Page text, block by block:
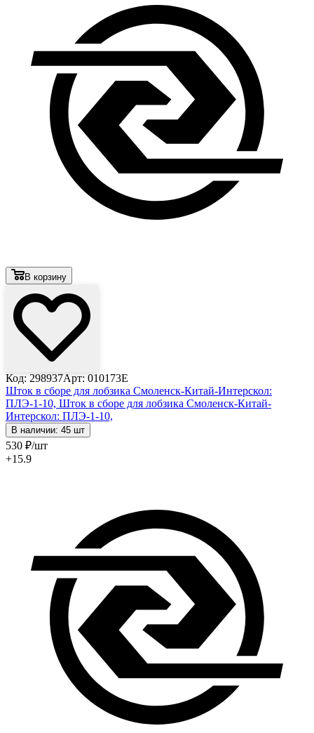
В корзину
Код: 298937Арт: 010173E
Шток в сборе для лобзика Смоленск-Китай-Интерскол:
ПЛЭ-1-10, Шток в сборе для лобзика Смоленск-Китай-
Интерскол: ПЛЭ-1-10,
В наличии: 45 шт
530 ₽/шт
+15.9